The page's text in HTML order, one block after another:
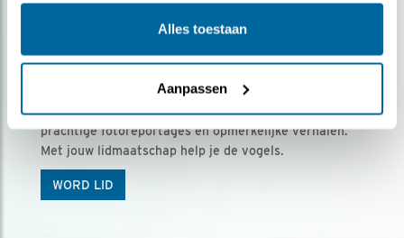
Alles toestaan
Aanpassen
Ontvang 5 x Vogels voor € 36,00 per jaar
Vogels is het tijdschrift voor onze leden, met
prachtige fotoreportages en opmerkelijke verhalen.
Met jouw lidmaatschap help je de vogels.
WORD LID